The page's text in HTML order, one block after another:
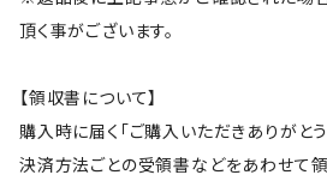
頂く事がございます。
【領収書について】
購入時に届く「ご購入いただきありがとう
決済方法ごとの受領書などをあわせて